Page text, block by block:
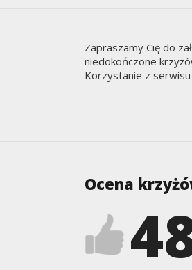
Zapraszamy Cię do
niedokończone
Korzystanie z
Ocena